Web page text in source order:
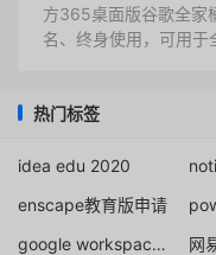
方365桌面版谷歌全家
名、终身使用，可用
热门标签
idea edu 2020
enscape教育版申请
google workspace管理员教育版无限容量
网